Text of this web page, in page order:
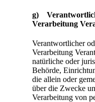
g)
Verarbeitung
Verantwortlicher
Verarbeitung
natürliche oder
Behörde,
die allein oder
über die Zwecke
Verarbeitung von